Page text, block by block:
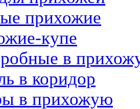
прихожие
купе
в
в коридор
в прихожую